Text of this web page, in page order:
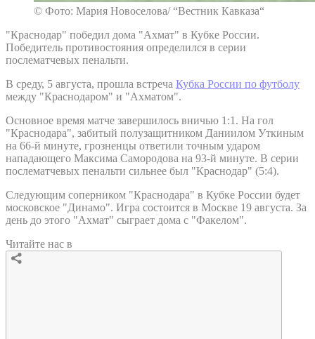
© Фото: Мария Новоселова/ “Вестник Кавказа“
"Краснодар" победил дома "Ахмат" в Кубке России.
Победитель противостояния определился в серии
послематчевых пенальти.
В среду, 5 августа, прошла встреча Кубка России по футболу
между "Краснодаром" и "Ахматом".
Основное время матче завершилось вничью 1:1. На гол
"Краснодара", забитый полузащитником Даниилом Уткиным
на 66-й минуте, грозненцы ответили точным ударом
нападающего Максима Самородова на 93-й минуте. В серии
послематчевых пенальти сильнее был "Краснодар" (5:4).
Следующим соперником "Краснодара" в Кубке России будет
московское "Динамо". Игра состоится в Москве 19 августа. За
день до этого "Ахмат" сыграет дома с "Факелом".
Читайте нас в